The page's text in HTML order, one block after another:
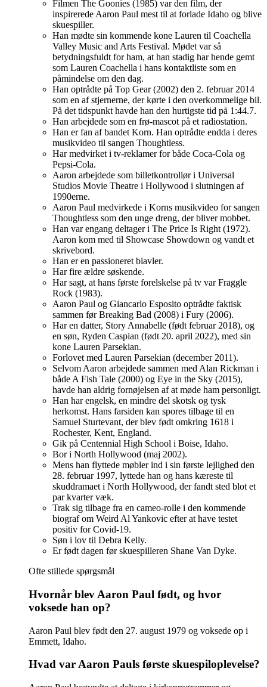
Filmen The Goonies (1985) var den film, der
inspirerede Aaron Paul mest til at forlade Idaho og blive
skuespiller.
Han mødte sin kommende kone Lauren til Coachella
Valley Music and Arts Festival. Mødet var så
betydningsfuldt for ham, at han stadig har hende gemt
som Lauren Coachella i hans kontaktliste som en
påmindelse om den dag.
Han optrådte på Top Gear (2002) den 2. februar 2014
som en af stjernerne, der kørte i den overkommelige bil.
På det tidspunkt havde han den hurtigste tid på 1:44.7.
Han arbejdede som en frø-mascot på et radiostation.
Han er fan af bandet Korn. Han optrådte endda i deres
musikvideo til sangen Thoughtless.
Har medvirket i tv-reklamer for både Coca-Cola og
Pepsi-Cola.
Aaron arbejdede som billetkontrollør i Universal
Studios Movie Theatre i Hollywood i slutningen af
1990erne.
Aaron Paul medvirkede i Korns musikvideo for sangen
Thoughtless som den unge dreng, der bliver mobbet.
Han var engang deltager i The Price Is Right (1972).
Aaron kom med til Showcase Showdown og vandt et
skrivebord.
Han er en passioneret biavler.
Har fire ældre søskende.
Har sagt, at hans første forelskelse på tv var Fraggle
Rock (1983).
Aaron Paul og Giancarlo Esposito optrådte faktisk
sammen før Breaking Bad (2008) i Fury (2006).
Har en datter, Story Annabelle (født februar 2018), og
en søn, Ryden Caspian (født 20. april 2022), med sin
kone Lauren Parsekian.
Forlovet med Lauren Parsekian (december 2011).
Selvom Aaron arbejdede sammen med Alan Rickman i
både A Fish Tale (2000) og Eye in the Sky (2015),
havde han aldrig fornøjelsen af ​​at møde ham personligt.
Han har engelsk, en mindre del skotsk og tysk
herkomst. Hans farsiden kan spores tilbage til en
Samuel Sturtevant, der blev født omkring 1618 i
Rochester, Kent, England.
Gik på Centennial High School i Boise, Idaho.
Bor i North Hollywood (maj 2002).
Mens han flyttede møbler ind i sin første lejlighed den
28. februar 1997, lyttede han og hans kæreste til
skuddramaet i North Hollywood, der fandt sted blot et
par kvarter væk.
Trak sig tilbage fra en cameo-rolle i den kommende
biograf om Weird Al Yankovic efter at have testet
positiv for Covid-19.
Søn i lov til Debra Kelly.
Er født dagen før skuespilleren Shane Van Dyke.
Ofte stillede spørgsmål
Hvornår blev Aaron Paul født, og hvor
voksede han op?
Aaron Paul blev født den 27. august 1979 og voksede op i
Emmett, Idaho.
Hvad var Aaron Pauls første skuespiloplevelse?